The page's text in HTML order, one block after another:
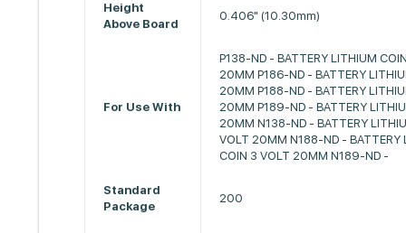
Height
Above Board
0.406" (10.30mm)
For Use With
P138-ND - BATTERY LITHIUM
20MM P186-ND - BATTERY
20MM P188-ND - BATTERY
20MM P189-ND - BATTERY
20MM N138-ND - BATTERY
VOLT 20MM N188-ND - BATTERY
COIN 3 VOLT 20MM N189-ND -
Standard
Package
200